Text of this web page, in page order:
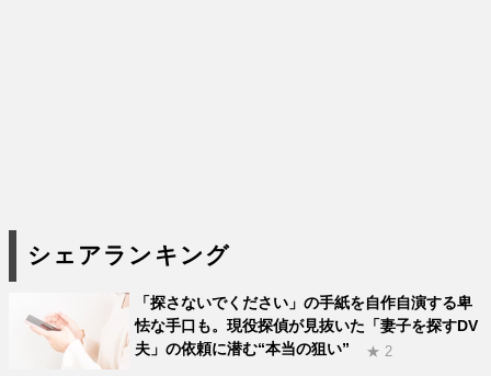
シェアランキング
「探さないでください」の手紙を自作自演する卑
怯な手口も。現役探偵が見抜いた「妻子を探すDV
夫」の依頼に潜む“本当の狙い”
★ 2